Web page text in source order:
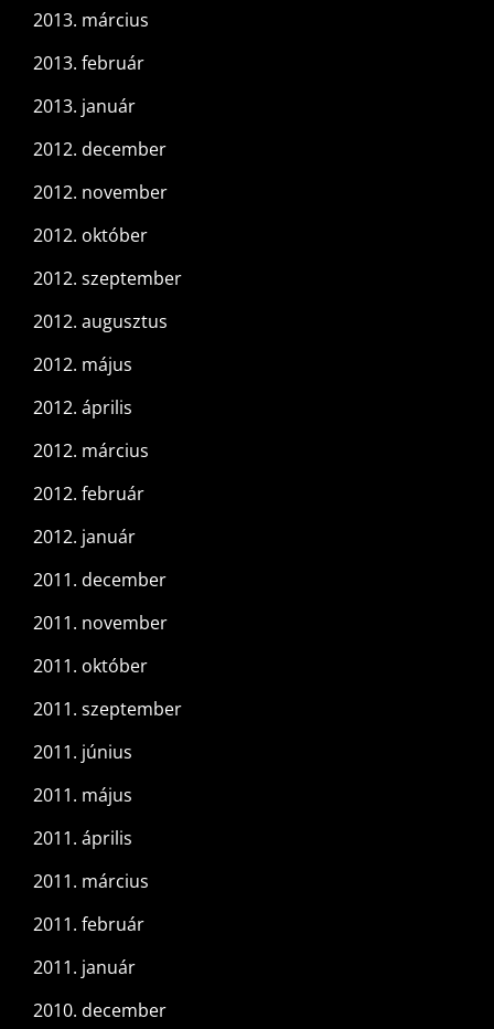
2013. március
2013. február
2013. január
2012. december
2012. november
2012. október
2012. szeptember
2012. augusztus
2012. május
2012. április
2012. március
2012. február
2012. január
2011. december
2011. november
2011. október
2011. szeptember
2011. június
2011. május
2011. április
2011. március
2011. február
2011. január
2010. december